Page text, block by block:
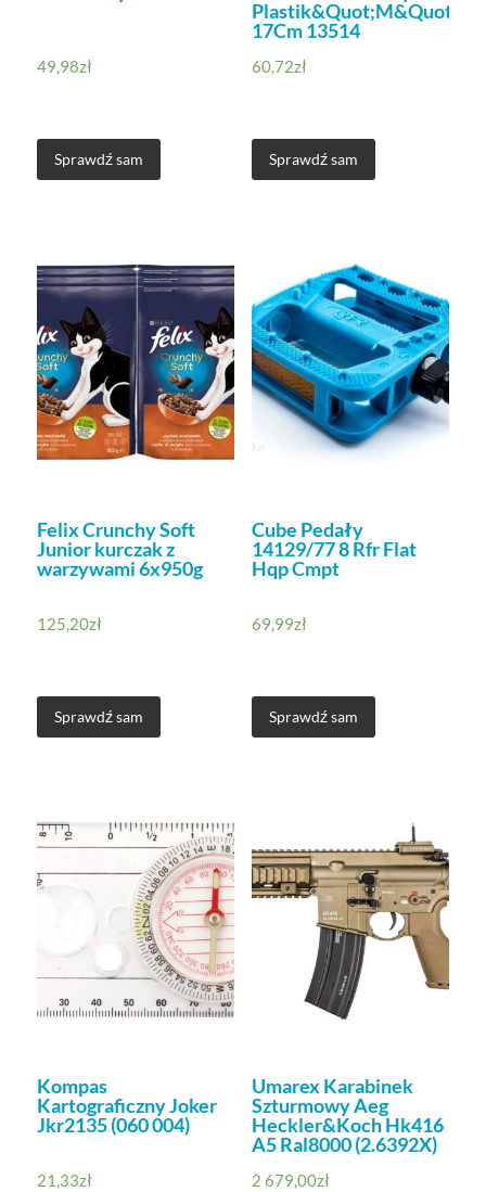
49,98zł
Sprawdź sam
Plastik&Quot;M&Quot;
17Cm 13514
60,72zł
Sprawdź sam
Felix Crunchy Soft
Junior kurczak z
warzywami 6x950g
125,20zł
Sprawdź sam
Cube Pedały
14129/77 8 Rfr Flat
Hqp Cmpt
69,99zł
Sprawdź sam
Kompas
Kartograficzny Joker
Jkr2135 (060 004)
21,33zł
Umarex Karabinek
Szturmowy Aeg
Heckler&Koch Hk416
A5 Ral8000 (2.6392X)
2 679,00zł